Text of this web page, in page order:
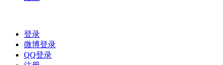
登录
微博登录
QQ登录